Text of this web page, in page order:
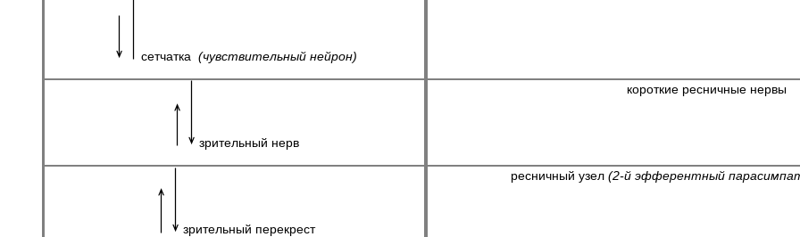
сетчатка (чувствительный нейрон)
зрительный нерв
короткие ресничные нервы
зрительный перекрест
ресничный узел (2-й эфферентный